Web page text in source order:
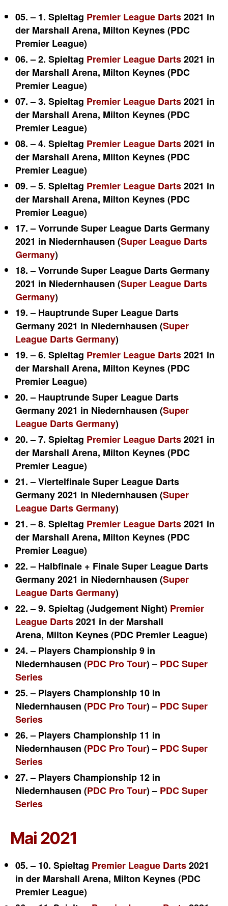
05. – 1. Spieltag Premier League Darts2021 in
der Marshall Arena, Milton Keynes (PDC
Premier League)
06. – 2. Spieltag Premier League Darts2021 in
der Marshall Arena, Milton Keynes (PDC
Premier League)
07. – 3. Spieltag Premier League Darts2021 in
der Marshall Arena, Milton Keynes (PDC
Premier League)
08. – 4. Spieltag Premier League Darts2021 in
der Marshall Arena, Milton Keynes (PDC
Premier League)
09. – 5. Spieltag Premier League Darts2021 in
der Marshall Arena, Milton Keynes (PDC
Premier League)
17. – Vorrunde Super League Darts Germany
2021 in Niedernhausen (Super League Darts
Germany)
18. – Vorrunde Super League Darts Germany
2021 in Niedernhausen (Super League Darts
Germany)
19. – Hauptrunde Super League Darts
Germany 2021 in Niedernhausen (Super
League Darts Germany)
19. – 6. Spieltag Premier League Darts2021 in
der Marshall Arena, Milton Keynes (PDC
Premier League)
20. – Hauptrunde Super League Darts
Germany 2021 in Niedernhausen (Super
League Darts Germany)
20. – 7. Spieltag Premier League Darts2021 in
der Marshall Arena, Milton Keynes (PDC
Premier League)
21. – Viertelfinale Super League Darts
Germany 2021 in Niedernhausen (Super
League Darts Germany)
21. – 8. Spieltag Premier League Darts2021 in
der Marshall Arena, Milton Keynes (PDC
Premier League)
22. – Halbfinale + Finale Super League Darts
Germany 2021 in Niedernhausen (Super
League Darts Germany)
22. – 9. Spieltag (Judgement Night) Premier
League Darts2021 in der Marshall
Arena, Milton Keynes (PDC Premier League)
24. – Players Championship 9 in
Niedernhausen (PDC Pro Tour) – PDC Super
Series
25. – Players Championship 10 in
Niedernhausen (PDC Pro Tour) – PDC Super
Series
26. – Players Championship 11 in
Niedernhausen (PDC Pro Tour) – PDC Super
Series
27. – Players Championship 12 in
Niedernhausen (PDC Pro Tour) – PDC Super
Series
Mai 2021
05. – 10. Spieltag Premier League Darts2021
in der Marshall Arena, Milton Keynes (PDC
Premier League)